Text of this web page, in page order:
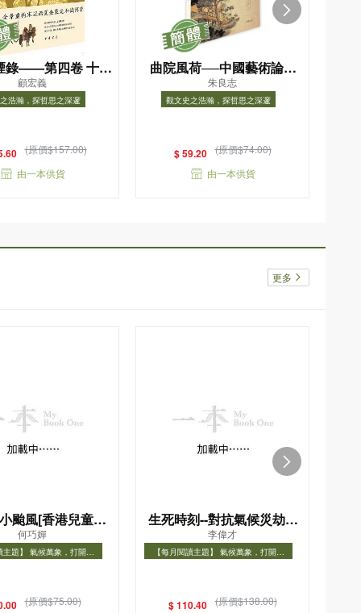
錄——第四卷 十三
（元）和戰實錄
（精）
顧宏義
浩瀚，探哲思之深邃
(原價$157.00)
由一本供貨
曲院風荷──中國藝術論十
講
朱良志
觀文史之浩瀚，探哲思之深邃
$ 59.20 (原價$74.00)
由一本供貨
更多
颱風[香港兒童文
名家精選]
何巧嬋
主題】 氣候萬象，打開氣
(原價$75.00)
生死時刻--對抗氣候災劫的
關鍵十年
李偉才
【每月閱讀主題】 氣候萬象，打開氣
$ 110.40 (原價$138.00)